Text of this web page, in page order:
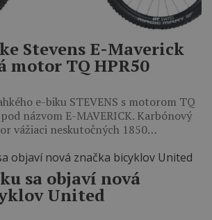
Stevens E-Maverick
motor TQ HPR50
e-biku STEVENS s motorom TQ
názvom E-MAVERICK. Karbónový
vážiaci neskutočných 1850…
sa objaví nová
United